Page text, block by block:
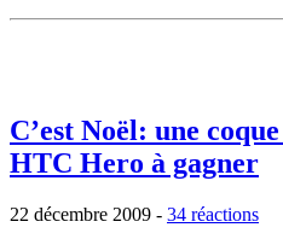
C’est Noël: une
HTC Hero à gagner
22 décembre 2009 - 34 réactions